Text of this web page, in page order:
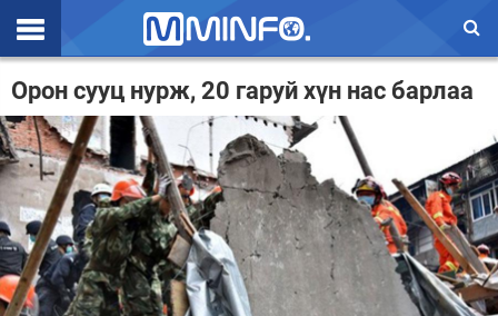
Эхлэл
Цаг агаар
Валют ханш
Улс төр
Эдийн засаг
Үзэл бодол
Орон сууц нурж, 20 гаруй хүн нас барлаа